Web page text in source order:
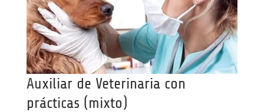
Auxiliar de Veterinaria con
prácticas (mixto)